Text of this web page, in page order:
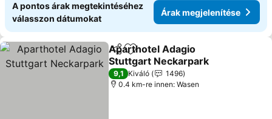
A pontos árak megtekintéséhez
válasszon dátumokat
Árak megjelenítése
Megosztás
Hozzáadás a kedvencekhez
Aparthotel Adagio
Stuttgart Neckarpark
9,1 Kiváló
1496
0.4 km-re innen: Wasen